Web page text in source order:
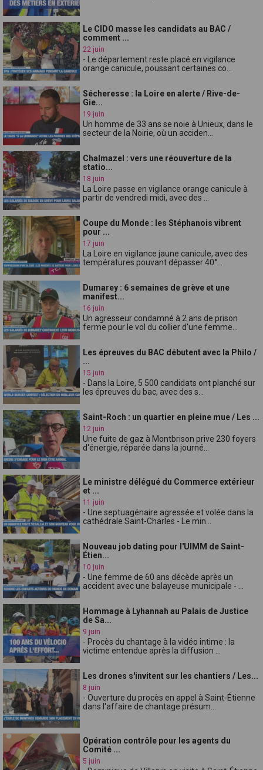
Le CIDO masse les candidats au BAC /
comment ...
22 juin
- Le département reste placé en vigilance
orange canicule, poussant certaines co...
Sécheresse : la Loire en alerte / Rive-de-
Gie...
19 juin
Un homme de 33 ans se noie à Unieux, dans le
secteur de la Noirie, où un acciden...
Chalmazel : vers une réouverture de la
statio...
18 juin
La Loire passe en vigilance orange canicule à
partir de vendredi midi, avec des ...
Coupe du Monde : les Stéphanois vibrent
pour ...
17 juin
La Loire en vigilance jaune canicule, avec des
températures pouvant dépasser 40°...
Dumarey : 6 semaines de grève et une
manifest...
16 juin
Un agresseur condamné à 2 ans de prison
ferme pour le vol du collier d'une femme...
Les épreuves du BAC débutent avec la Philo /
...
15 juin
- Dans la Loire, 5 500 candidats ont planché sur
les épreuves du bac, avec des s...
Saint-Roch : un quartier en pleine mue / Les ...
12 juin
Une fuite de gaz à Montbrison prive 230 foyers
d'énergie, réparée dans la journé...
Le ministre délégué du Commerce extérieur
et ...
11 juin
- Une septuagénaire agressée et volée dans la
cathédrale Saint-Charles - Le min...
Nouveau job dating pour l'UIMM de Saint-
Étien...
10 juin
- Une femme de 60 ans décède après un
accident avec une balayeuse municipale - ...
Hommage à Lyhannah au Palais de Justice
de Sa...
9 juin
- Procès du chantage à la vidéo intime : la
victime entendue après la diffusion ...
Les drones s'invitent sur les chantiers / Les...
8 juin
- Ouverture du procès en appel à Saint-Étienne
dans l'affaire de chantage présum...
Opération contrôle pour les agents du
Comité ...
5 juin